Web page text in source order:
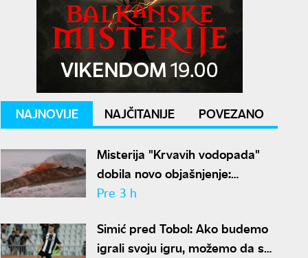
NAJNOVIJE NAJČITANIJE POVEZANO
Misterija "Krvavih vodopada"
dobila novo objašnjenje:
Otkriven drevni ekosistem na
Pre 3 h
Simić pred Tobol: Ako budemo
igrali svoju igru, možemo da se